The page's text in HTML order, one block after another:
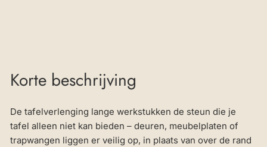
Korte beschrijving
De tafelverlenging lange werkstukken de steun die je
tafel alleen niet kan bieden – deuren, meubelplaten of
trapwangen liggen er veilig op, in plaats van over de rand